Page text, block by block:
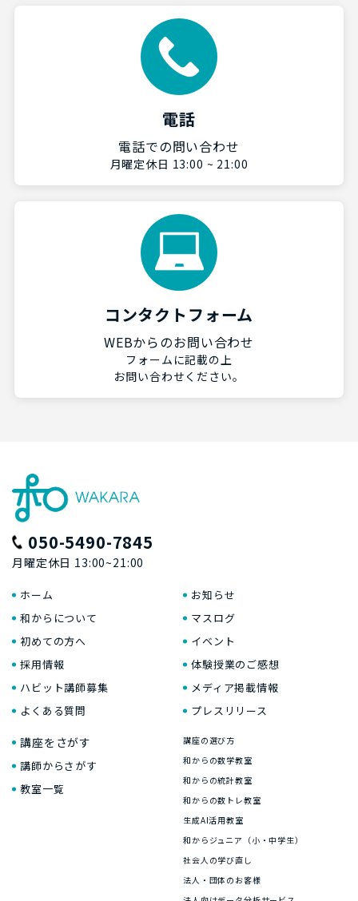
電話
電話での問い合わせ
月曜定休日 13:00 ~ 21:00
コンタクトフォーム
WEBからのお問い合わせ
フォームに記載の上
お問い合わせください。
050-5490-7845
月曜定休日 13:00~21:00
ホーム
和からについて
初めての方へ
採用情報
ハビット講師募集
よくある質問
お知らせ
マスログ
イベント
体験授業のご感想
メディア掲載情報
プレスリリース
講座をさがす
講師からさがす
教室一覧
講座の選び方
和からの数学教室
和からの統計教室
和からの数トレ教室
生成AI活用教室
和からジュニア（小・中学生）
社会人の学び直し
法人・団体のお客様